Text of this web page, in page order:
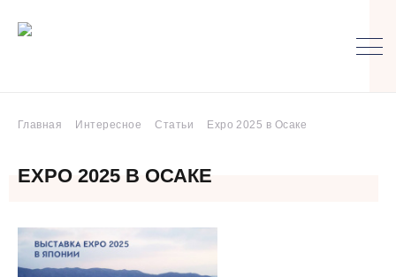
Главная Интересное Статьи Expo 2025 в Осаке
EXPO 2025 В ОСАКЕ